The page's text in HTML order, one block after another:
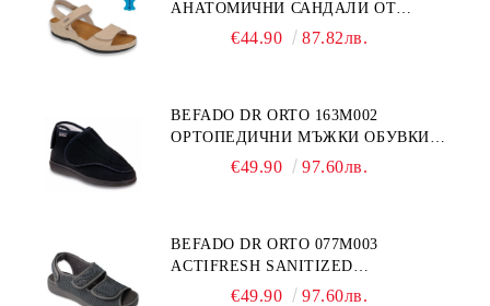
АНАТОМИЧНИ САНДАЛИ ОТ
ЕСТЕСТВЕНА КОЖА, БЕЖОВИ
€44.90 87.82лв.
BEFADO DR ORTO 163M002
ОРТОПЕДИЧНИ МЪЖКИ ОБУВКИ
ЗА ГИПСИРАН ИЛИ СВРЪХ
€49.90 97.60лв.
BEFADO DR ORTO 077M003
ACTIFRESH SANITIZED
ОРТОПЕДИЧНИ САНДАЛИ ЗА
€49.90 97.60лв.